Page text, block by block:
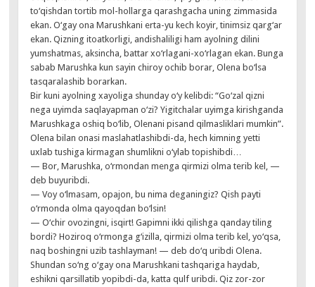
to‘qishdan tortib mol-hollarga qarashgacha uning zimmasida
ekan. O‘gay ona Marushkani erta-yu kech koyir, tinimsiz qarg‘ar
ekan. Qizning itoatkorligi, andishaliligi ham ayolning dilini
yumshatmas, aksincha, battar xo‘rlagani-xo‘rlagan ekan. Bunga
sabab Marushka kun sayin chiroy ochib borar, Olena bo‘lsa
tasqaralashib borarkan.
Bir kuni ayolning xayoliga shunday o‘y kelibdi: “Go‘zal qizni
nega uyimda saqlayapman o‘zi? Yigitchalar uyimga kirishganda
Marushkaga oshiq bo‘lib, Olenani pisand qilmasliklari mumkin”.
Olena bilan onasi maslahatlashibdi-da, hech kimning yetti
uxlab tushiga kirmagan shumlikni o‘ylab topishibdi…
— Bor, Marushka, o‘rmondan menga qirmizi olma terib kel, —
deb buyuribdi.
— Voy o‘lmasam, opajon, bu nima deganingiz? Qish payti
o‘rmonda olma qayoqdan bo‘lsin!
— O‘chir ovozingni, isqirt! Gapimni ikki qilishga qanday tiling
bordi? Hoziroq o‘rmonga g‘izilla, qirmizi olma terib kel, yo‘qsa,
naq boshingni uzib tashlayman! — deb do‘q uribdi Olena.
Shundan so‘ng o‘gay ona Marushkani tashqariga haydab,
eshikni qarsillatib yopibdi-da, katta qulf uribdi. Qiz zor-zor